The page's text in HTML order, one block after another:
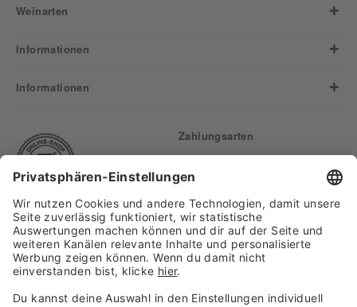
Weinarten
Informationen
Informationen
Zahlungsarten
Finden Sie uns auf: